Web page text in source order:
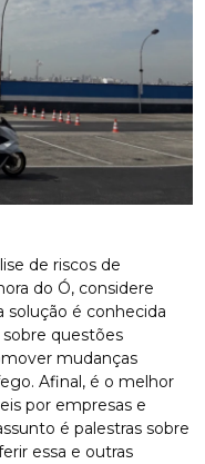
de riscos de
do Ó, considere
solução é conhecida
questões
mudanças
Afinal, é o melhor
por empresas e
é palestras sobre
essa e outras